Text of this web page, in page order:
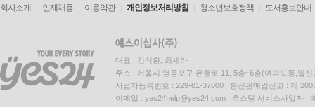
회사소개 인재채용 이용약관 개인정보처리방침 청소년보호정책 도서홍보안내
대표 : 김석환, 최세라
주소 : 서울시 영등포구 은행로 11, 5층~6층(여의도동,일신
사업자등록번호 : 229-81-37000 통신판매업신고 : 제
이메일 : yes24help@yes24.com 호스팅 서비스사업자 :